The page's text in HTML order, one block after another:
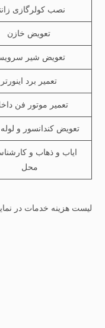
نصب کولرگازی
تعویض خازن
تعویض شیر
تعمیر برد اینورتر
تعمیر موتور فن
تعویض کندانسور و
ایاب و ذهاب و
محل
لیست هزینه خدمات در